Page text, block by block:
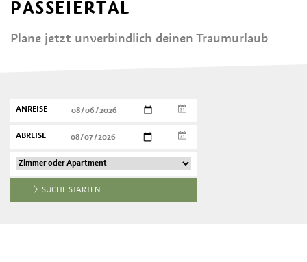
PASSEIERTAL
Plane jetzt unverbindlich deinen Traumurlaub
ANREISE
ABREISE
SUCHE STARTEN